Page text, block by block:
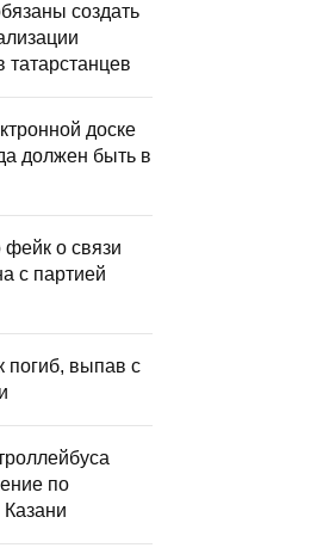
создать
татарстанцев
доске
должен быть в
о связи
с партией
погиб, выпав с
по